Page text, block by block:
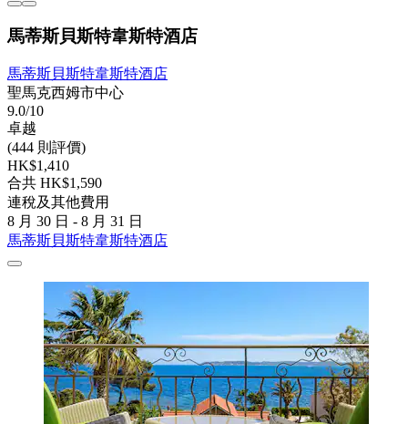
馬蒂斯貝斯特韋斯特酒店
馬蒂斯貝斯特韋斯特酒店
聖馬克西姆市中心
9.0/10
卓越
(444 則評價)
HK$1,410
合共 HK$1,590
連稅及其他費用
8 月 30 日 - 8 月 31 日
馬蒂斯貝斯特韋斯特酒店